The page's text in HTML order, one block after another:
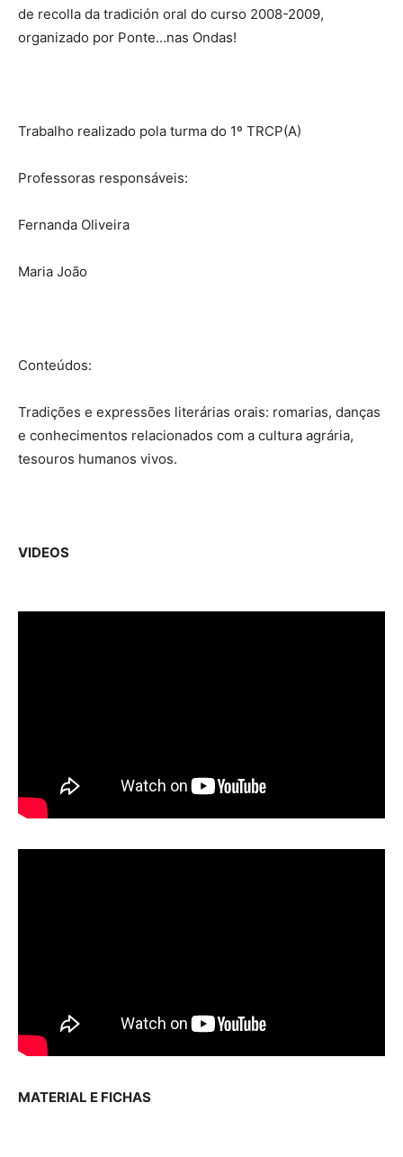
de recolla da tradición oral do curso 2008-2009,
organizado por Ponte…nas Ondas!
Trabalho realizado pola turma do 1º TRCP(A)
Professoras responsáveis:
Fernanda Oliveira
Maria João
Conteúdos:
Tradições e expressões literárias orais: romarias, danças
e conhecimentos relacionados com a cultura agrária,
tesouros humanos vivos.
VIDEOS
MATERIAL E FICHAS